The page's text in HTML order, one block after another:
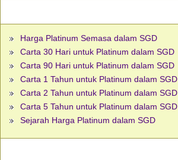
Harga Platinum Semasa dalam SGD
Carta 30 Hari untuk Platinum dalam SGD
Carta 90 Hari untuk Platinum dalam SGD
Carta 1 Tahun untuk Platinum dalam SGD
Carta 2 Tahun untuk Platinum dalam SGD
Carta 5 Tahun untuk Platinum dalam SGD
Sejarah Harga Platinum dalam SGD